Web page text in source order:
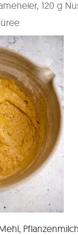
120 g